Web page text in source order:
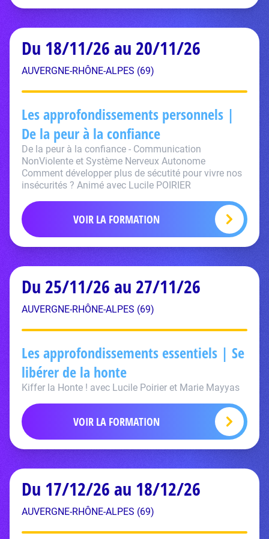
Du 18/11/26 au 20/11/26
AUVERGNE-RHÔNE-ALPES (69)
Les approfondissements personnels |
De la peur à la confiance
De la peur à la confiance - Communication
NonViolente et Système Nerveux Autonome
Comment développer plus de sécutité pour vivre nos
insécurités ? Animé avec Lucile POIRIER
VOIR LA FORMATION
Du 25/11/26 au 27/11/26
AUVERGNE-RHÔNE-ALPES (69)
Les approfondissements essentiels | Se
libérer de la honte
Kiffer la Honte ! avec Lucile Poirier et Marie Mayyas
VOIR LA FORMATION
Du 17/12/26 au 18/12/26
AUVERGNE-RHÔNE-ALPES (69)